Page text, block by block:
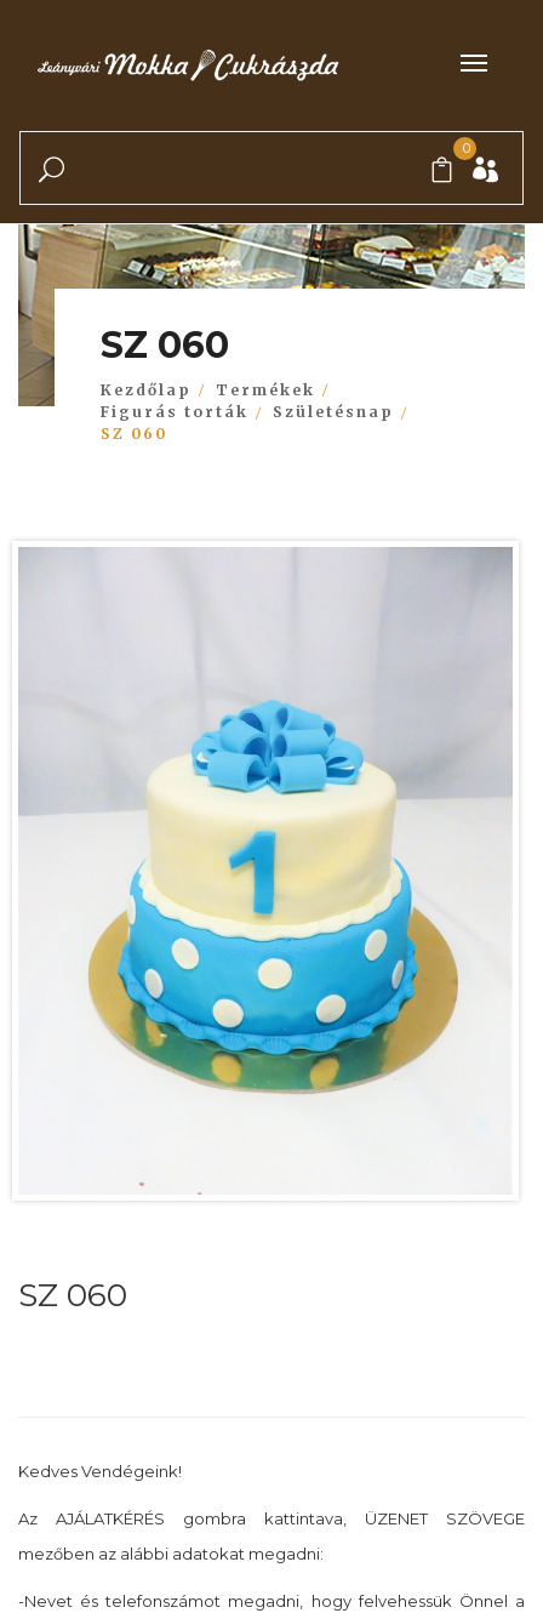
0
SZ 060
Kezdőlap
Termékek
Figurás torták
Születésnap
SZ 060
SZ 060
Kedves Vendégeink!
Az AJÁLATKÉRÉS gombra kattintava, ÜZENET SZÖVEGE
mezőben az alábbi adatokat megadni:
-Nevet és telefonszámot megadni, hogy felvehessük Önnel a